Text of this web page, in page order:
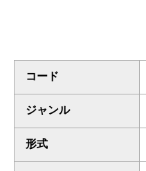
コード
ジャンル
形式